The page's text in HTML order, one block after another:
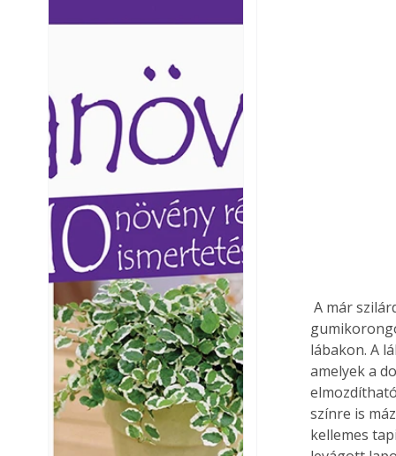
A már szilárd lábakat csiszoljuk simára, majd az oszlopok végére ragasszunk lágy
lábakon. A
amelyek a
színre is
kellemes